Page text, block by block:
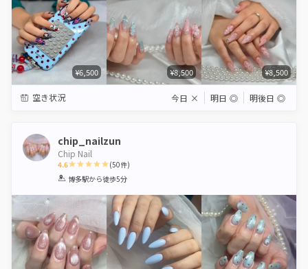
¥6,500 ¥8,500 ¥8,500
空き状況 今日 × 明日 ◎ 明後日 ◎
chip_nailzun
Chip Nail
4.6
1 2 3 4 5
(50件)
博多駅から徒歩5分